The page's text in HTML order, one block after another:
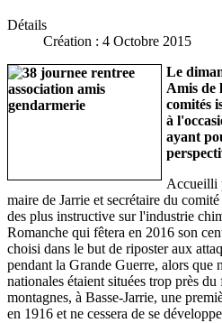
Détails
Création : 4 Octobre 2015
Le
Amis de
comités
à
ayant
Accueilli
maire de Jarrie et secrétaire du
des plus instructive sur l'industrie
Romanche qui fêtera en 2016 son
choisi dans le but de riposter aux
pendant la Grande Guerre, alors que
nationales étaient situées trop près
montagnes, à Basse-Jarrie, une
en 1916 et ne cessera de se